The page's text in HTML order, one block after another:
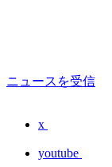
ニュースを受信
x
youtube